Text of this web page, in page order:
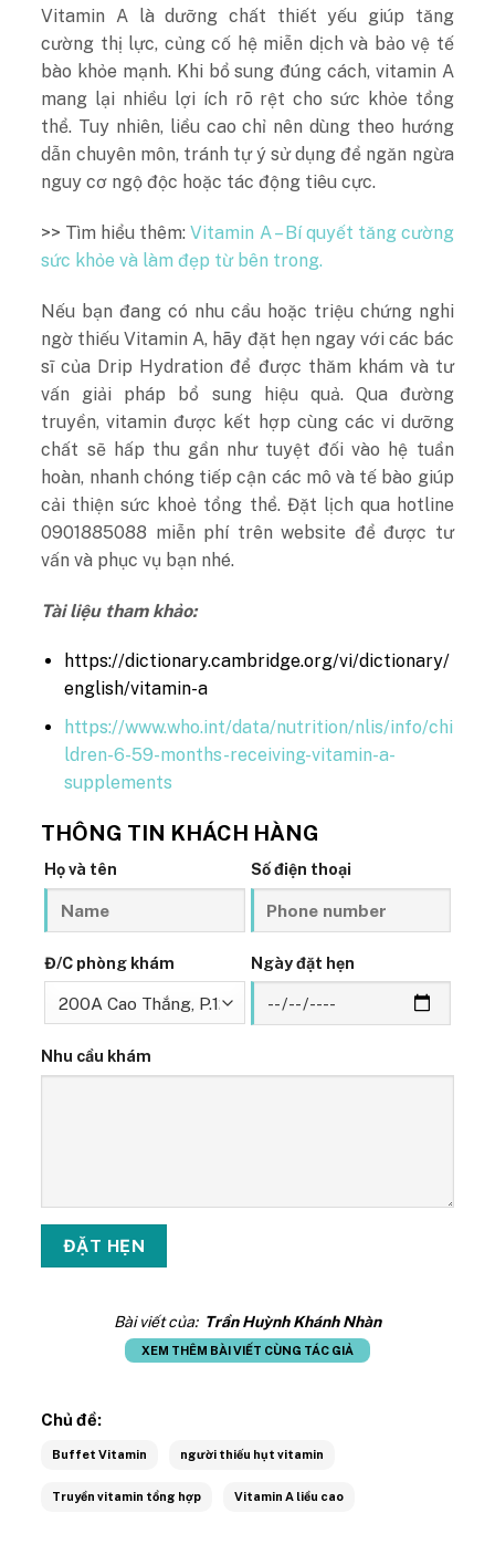
Vitamin A là dưỡng chất thiết yếu giúp tăng
cường thị lực, củng cố hệ miễn dịch và bảo vệ tế
bào khỏe mạnh. Khi bổ sung đúng cách, vitamin A
mang lại nhiều lợi ích rõ rệt cho sức khỏe tổng
thể. Tuy nhiên, liều cao chỉ nên dùng theo hướng
dẫn chuyên môn, tránh tự ý sử dụng để ngăn ngừa
nguy cơ ngộ độc hoặc tác động tiêu cực.
>> Tìm hiểu thêm:Vitamin A – Bí quyết tăng cường
sức khỏe và làm đẹp từ bên trong.
Nếu bạn đang có nhu cầu hoặc triệu chứng nghi
ngờ thiếu Vitamin A, hãy đặt hẹn ngay với các bác
sĩ của Drip Hydration để được thăm khám và tư
vấn giải pháp bổ sung hiệu quả. Qua đường
truyền, vitamin được kết hợp cùng các vi dưỡng
chất sẽ hấp thu gần như tuyệt đối vào hệ tuần
hoàn, nhanh chóng tiếp cận các mô và tế bào giúp
cải thiện sức khoẻ tổng thể. Đặt lịch qua hotline
0901885088 miễn phí trên website để được tư
vấn và phục vụ bạn nhé.
Tài liệu tham khảo:
https://dictionary.cambridge.org/vi/dictionary/
english/vitamin-a
https://www.who.int/data/nutrition/nlis/info/chi
ldren-6-59-months-receiving-vitamin-a-
supplements
THÔNG TIN KHÁCH HÀNG
Họ và tên Số điện thoại
Đ/C phòng khám Ngày đặt hẹn
Nhu cầu khám
Bài viết của: Trần Huỳnh Khánh Nhàn
XEM THÊM BÀI VIẾT CÙNG TÁC GIẢ
Chủ đề:
Buffet Vitamin người thiếu hụt vitamin
Truyền vitamin tổng hợp Vitamin A liều cao